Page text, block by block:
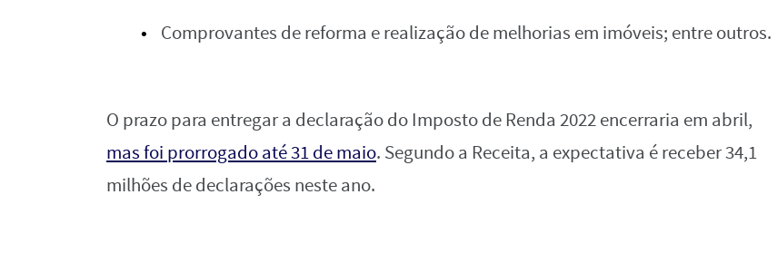
Comprovantes de reforma e realização de melhorias em imóveis; entre outros.
O prazo para entregar a declaração do Imposto de Renda 2022 encerraria em abril,
mas foi prorrogado até 31 de maio. Segundo a Receita, a expectativa é receber 34,1
milhões de declarações neste ano.